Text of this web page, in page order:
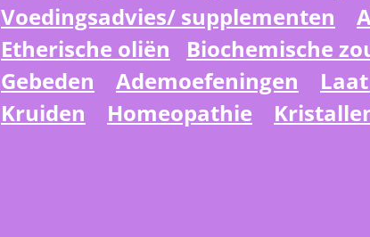
Voedingsadvies/ supplementen
Etherische oliën
Biochemische
Gebeden
Ademoefeningen
Kruiden
Homeopathie